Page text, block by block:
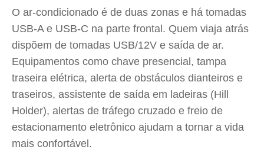
O ar-condicionado é de duas zonas e há tomadas
USB-A e USB-C na parte frontal. Quem viaja atrás
dispõem de tomadas USB/12V e saída de ar.
Equipamentos como chave presencial, tampa
traseira elétrica, alerta de obstáculos dianteiros e
traseiros, assistente de saída em ladeiras (Hill
Holder), alertas de tráfego cruzado e freio de
estacionamento eletrônico ajudam a tornar a vida
mais confortável.